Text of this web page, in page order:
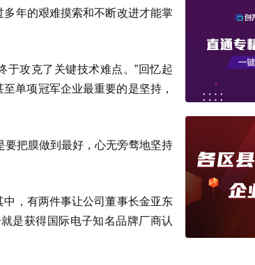
年的艰难摸索和不断改进才能掌
于攻克了关键技术难点。”回忆起
单项冠军企业最重要的是坚持，
要把膜做到最好，心无旁骛地坚持
，有两件事让公司董事长金亚东
是获得国际电子知名品牌厂商认